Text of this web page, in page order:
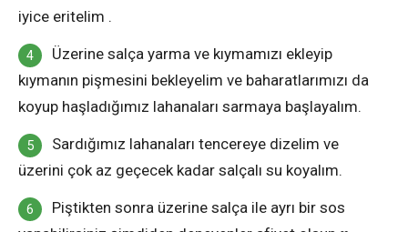
iyice eritelim .
Üzerine salça yarma ve kıymamızı ekleyip
kıymanın pişmesini bekleyelim ve baharatlarımızı da
koyup haşladığımız lahanaları sarmaya başlayalım.
Sardığımız lahanaları tencereye dizelim ve
üzerini çok az geçecek kadar salçalı su koyalım.
Piştikten sonra üzerine salça ile ayrı bir sos